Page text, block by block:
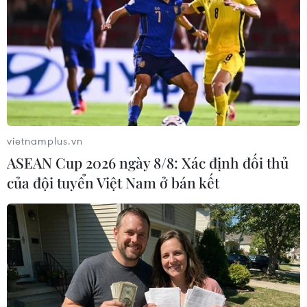
07/08/2026 09:49
Nhận định Singapore vs
Indonesia (20h ngày 7/8): Cuộc quyết
đấu giành tấm vé bán kết duy nhất
07/08/2026 08:41
Cục diện ASEAN Cup: Việt Nam
quyết giành ngôi đầu, Thái Lan vẫn
có thể bị loại
07/08/2026 02:29
Lịch thi đấu ASEAN Cup 2026 ngày
7/8: Việt Nam hướng đến ngôi đầu
vietnamplus.vn
ASEAN Cup 2026 ngày 8/8: Xác định đối thủ
của đội tuyển Việt Nam ở bán kết